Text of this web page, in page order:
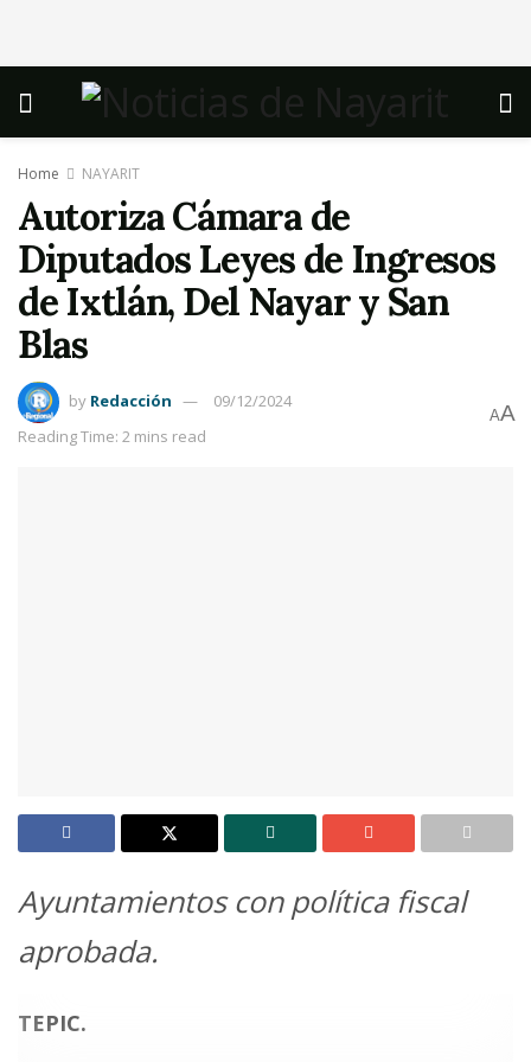
Home NAYARIT
Autoriza Cámara de
Diputados Leyes de Ingresos
de Ixtlán, Del Nayar y San
Blas
by Redacción
09/12/2024
Reading Time: 2 mins read
AA
Ayuntamientos con política fiscal
aprobada.
TEPIC.